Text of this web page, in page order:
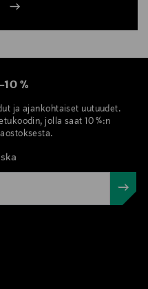
10 %
ja ajankohtaiset uutuudet.
jolla saat 10 %:n